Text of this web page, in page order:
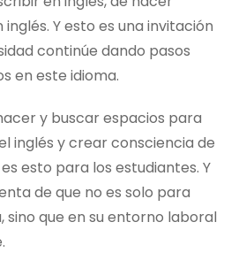
Y esto es una invitación
continúe dando pasos
en este idioma.
y buscar espacios para
inglés y crear consciencia de
esto para los estudiantes. Y
de que no es solo para
sino que en su entorno laboral